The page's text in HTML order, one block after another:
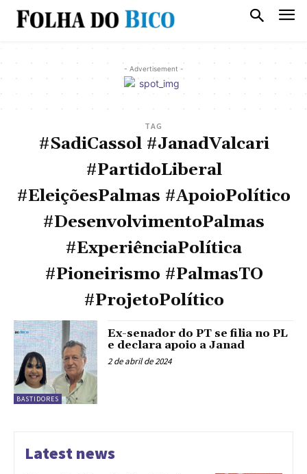
- Advertisement -
TAG
#SadiCassol #JanadValcari
#PartidoLiberal
#EleiçõesPalmas #ApoioPolítico
#DesenvolvimentoPalmas
#ExperiênciaPolítica
#Pioneirismo #PalmasTO
#ProjetoPolítico
BASTIDORES
Ex-senador do PT se filia no PL
e declara apoio a Janad
2 de abril de 2024
Latest news